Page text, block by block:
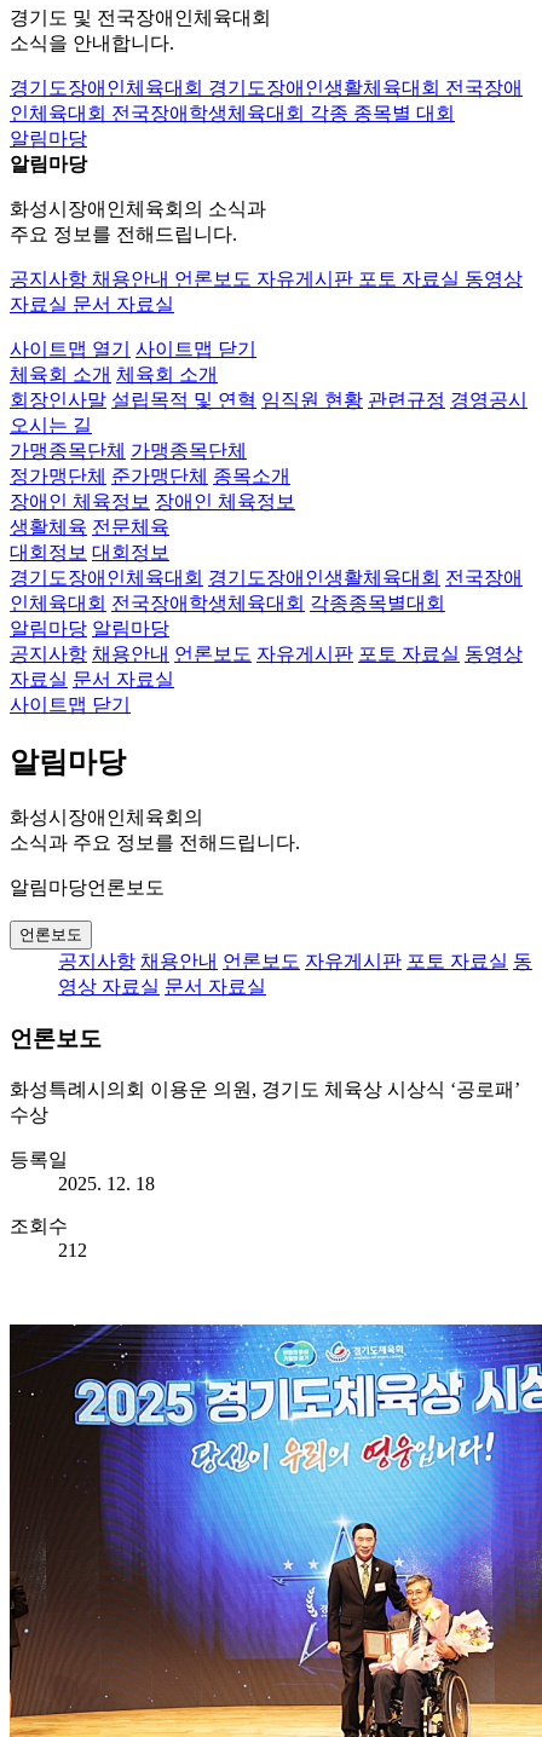
경기도 및 전국장애인체육대회
소식을 안내합니다.
경기도장애인체육대회 경기도장애인생활체육대회 전국장애
인체육대회 전국장애학생체육대회 각종 종목별 대회
알림마당
알림마당
화성시장애인체육회의 소식과
주요 정보를 전해드립니다.
공지사항 채용안내 언론보도 자유게시판 포토 자료실 동영상
자료실 문서 자료실
사이트맵 열기
사이트맵 닫기
체육회 소개 체육회 소개
회장인사말 설립목적 및 연혁 임직원 현황 관련규정 경영공시
오시는 길
가맹종목단체 가맹종목단체
정가맹단체 준가맹단체 종목소개
장애인 체육정보 장애인 체육정보
생활체육 전문체육
대회정보 대회정보
경기도장애인체육대회 경기도장애인생활체육대회 전국장애
인체육대회 전국장애학생체육대회 각종종목별대회
알림마당 알림마당
공지사항 채용안내 언론보도 자유게시판 포토 자료실 동영상
자료실 문서 자료실
사이트맵 닫기
알림마당
화성시장애인체육회의
소식과 주요 정보를 전해드립니다.
알림마당언론보도
언론보도
공지사항 채용안내 언론보도 자유게시판 포토 자료실 동
영상 자료실 문서 자료실
언론보도
화성특례시의회 이용운 의원, 경기도 체육상 시상식 ‘공로패’
수상
등록일
2025. 12. 18
조회수
212